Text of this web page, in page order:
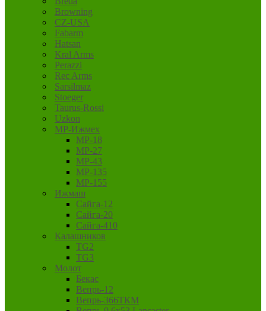
Browning
CZ-USA
Fabarm
Hatsan
Kral Arms
Perazzi
Rec Arms
Sarsilmaz
Stoeger
Taurus-Rossi
Uzkon
MP-Ижмех
MP-18
MP-27
MP-43
MP-135
MP-155
Ижмаш
Сайга-12
Сайга-20
Сайга-410
Калашников
TG2
TG3
Молот
Бекас
Вепрь-12
Вепрь-366ТКМ